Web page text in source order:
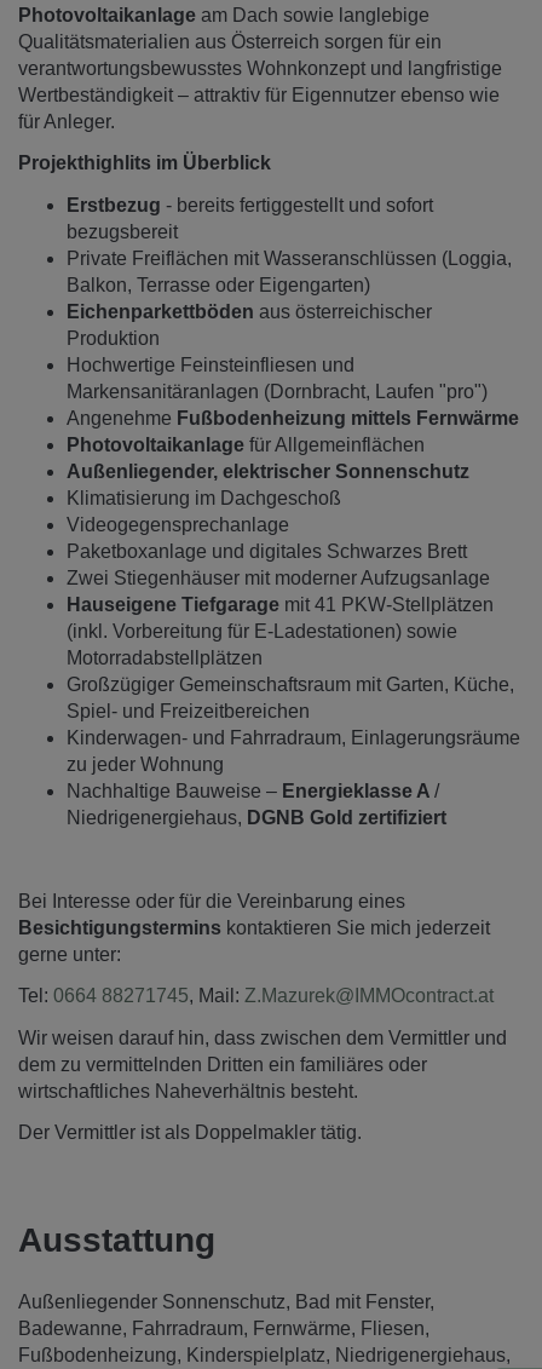
Photovoltaikanlage am Dach sowie langlebige
Qualitätsmaterialien aus Österreich sorgen für ein
verantwortungsbewusstes Wohnkonzept und langfristige
Wertbeständigkeit – attraktiv für Eigennutzer ebenso wie
für Anleger.
Projekthighlits im Überblick
Erstbezug - bereits fertiggestellt und sofort
bezugsbereit
Private Freiflächen mit Wasseranschlüssen (Loggia,
Balkon, Terrasse oder Eigengarten)
Eichenparkettböden aus österreichischer
Produktion
Hochwertige Feinsteinfliesen und
Markensanitäranlagen (Dornbracht, Laufen "pro")
Angenehme Fußbodenheizung mittels Fernwärme
Photovoltaikanlage für Allgemeinflächen
Außenliegender, elektrischer Sonnenschutz
Klimatisierung im Dachgeschoß
Videogegensprechanlage
Paketboxanlage und digitales Schwarzes Brett
Zwei Stiegenhäuser mit moderner Aufzugsanlage
Hauseigene Tiefgarage mit 41 PKW-Stellplätzen
(inkl. Vorbereitung für E-Ladestationen) sowie
Motorradabstellplätzen
Großzügiger Gemeinschaftsraum mit Garten, Küche,
Spiel- und Freizeitbereichen
Kinderwagen- und Fahrradraum, Einlagerungsräume
zu jeder Wohnung
Nachhaltige Bauweise – Energieklasse A /
Niedrigenergiehaus, DGNB Gold zertifiziert
Bei Interesse oder für die Vereinbarung eines
Besichtigungstermins kontaktieren Sie mich jederzeit
gerne unter:
Tel: 0664 88271745, Mail: Z.Mazurek@IMMOcontract.at
Wir weisen darauf hin, dass zwischen dem Vermittler und
dem zu vermittelnden Dritten ein familiäres oder
wirtschaftliches Naheverhältnis besteht.
Der Vermittler ist als Doppelmakler tätig.
Ausstattung
Außenliegender Sonnenschutz
Bad mit Fenster
Badewanne
Fahrradraum Fernwärme
Fliesen
Fußbodenheizung
Kinderspielplatz Niedrigenergiehaus